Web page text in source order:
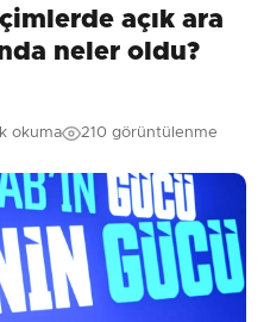
açık ara
neler oldu?
okuma 210 görüntülenme